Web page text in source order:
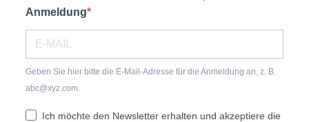
Anmeldung
Geben Sie hier bitte die E-Mail-Adresse für die Anmeldung an, z. B.
abc@xyz.com.
Ich möchte den Newsletter erhalten und akzeptiere die